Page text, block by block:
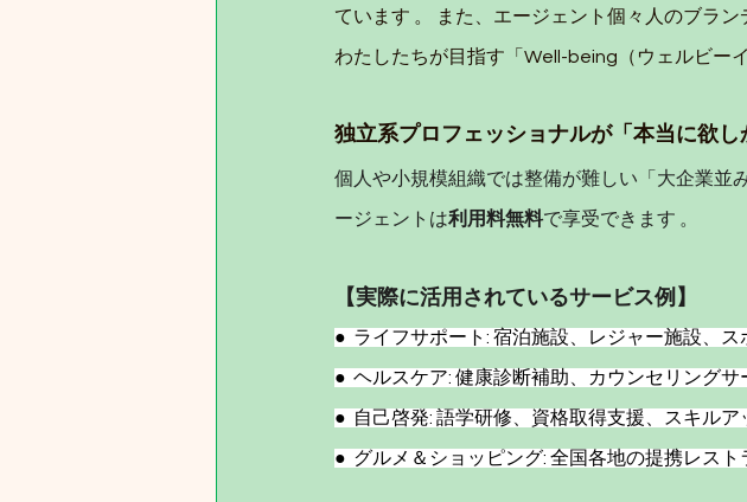
ています 。 また、エージェント個々人のブラ
わたしたちが目指す「Well-being（ウェルビー
独立系プロフェッショナルが「本当に欲し
個人や小規模組織では整備が難しい「大企業
ージェントは利用料無料で享受できます 。
【実際に活用されているサービス例】
●  ライフサポート: 宿泊施設、レジャー施設、
●  ヘルスケア: 健康診断補助、カウンセリング
●  自己啓発: 語学研修、資格取得支援、スキル
●  グルメ＆ショッピング: 全国各地の提携レス